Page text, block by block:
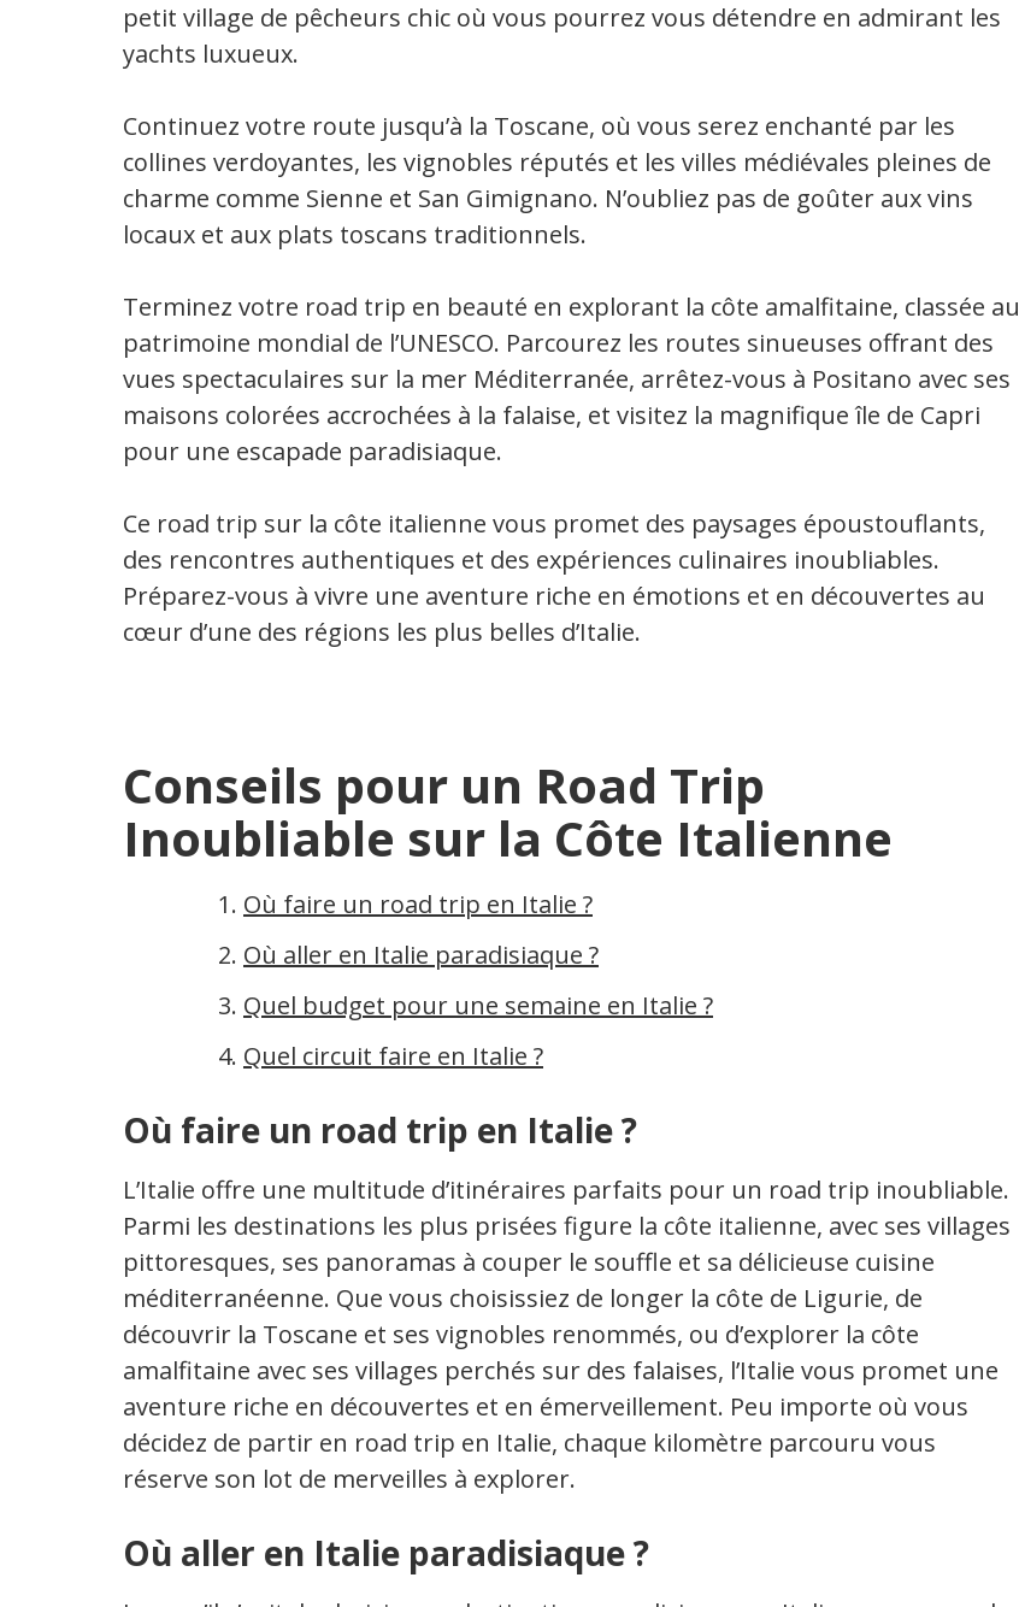
petit village de pêcheurs chic où vous pourrez vous détendre en admirant les
yachts luxueux.
Continuez votre route jusqu’à la Toscane, où vous serez enchanté par les
collines verdoyantes, les vignobles réputés et les villes médiévales pleines de
charme comme Sienne et San Gimignano. N’oubliez pas de goûter aux vins
locaux et aux plats toscans traditionnels.
Terminez votre road trip en beauté en explorant la côte amalfitaine, classée au
patrimoine mondial de l’UNESCO. Parcourez les routes sinueuses offrant des
vues spectaculaires sur la mer Méditerranée, arrêtez-vous à Positano avec ses
maisons colorées accrochées à la falaise, et visitez la magnifique île de Capri
pour une escapade paradisiaque.
Ce road trip sur la côte italienne vous promet des paysages époustouflants,
des rencontres authentiques et des expériences culinaires inoubliables.
Préparez-vous à vivre une aventure riche en émotions et en découvertes au
cœur d’une des régions les plus belles d’Italie.
Conseils pour un Road Trip
Inoubliable sur la Côte Italienne
Où faire un road trip en Italie ?
Où aller en Italie paradisiaque ?
Quel budget pour une semaine en Italie ?
Quel circuit faire en Italie ?
Où faire un road trip en Italie ?
L’Italie offre une multitude d’itinéraires parfaits pour un road trip inoubliable.
Parmi les destinations les plus prisées figure la côte italienne, avec ses villages
pittoresques, ses panoramas à couper le souffle et sa délicieuse cuisine
méditerranéenne. Que vous choisissiez de longer la côte de Ligurie, de
découvrir la Toscane et ses vignobles renommés, ou d’explorer la côte
amalfitaine avec ses villages perchés sur des falaises, l’Italie vous promet une
aventure riche en découvertes et en émerveillement. Peu importe où vous
décidez de partir en road trip en Italie, chaque kilomètre parcouru vous
réserve son lot de merveilles à explorer.
Où aller en Italie paradisiaque ?